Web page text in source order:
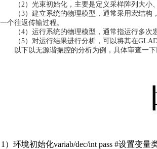
（2）光束初始化，主要是定义采样阵列大
（3）建立系统的物理模型，通常采用宏结
一个往返传输过程。
（4）运行系统的物理模型，通常指运行多次
（5）对运行结果进行分析，可以将其在
以下以无源谐振腔的分析为例，具体审查一
1）环境初始化variab/dec/int pass #设置变